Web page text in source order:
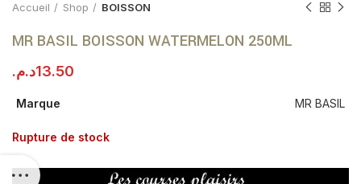
Accueil Shop BOISSON
MR BASIL BOISSON WATERMELON 250ML
13.50د.م.
Marque MR BASIL
Rupture de stock